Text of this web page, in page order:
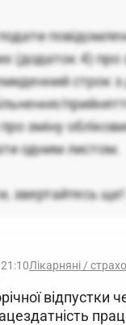
подати
(додаток 4) про
строк
зміну
одним листом.
звертайтесь ще!
Лікарняні /
відпустки